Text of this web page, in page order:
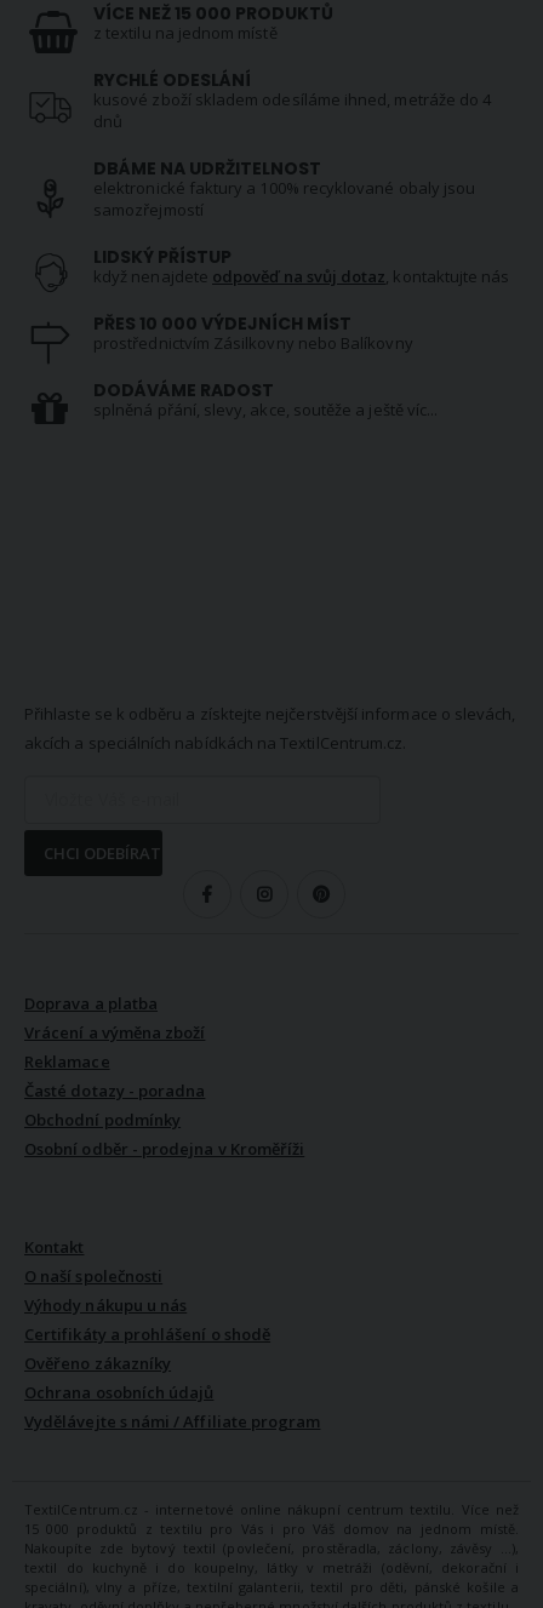
VÍCE NEŽ 15 000 PRODUKTŮ
z textilu na jednom místě
RYCHLÉ ODESLÁNÍ
kusové zboží skladem odesíláme ihned, metráže do 4
dnů
DBÁME NA UDRŽITELNOST
elektronické faktury a 100% recyklované obaly jsou
samozřejmostí
LIDSKÝ PŘÍSTUP
když nenajdete odpověď na svůj dotaz, kontaktujte nás
PŘES 10 000 VÝDEJNÍCH MÍST
prostřednictvím Zásilkovny nebo Balíkovny
DODÁVÁME RADOST
splněná přání, slevy, akce, soutěže a ještě víc...
Přihlaste se k odběru a získtejte nejčerstvější informace o slevách,
akcích a speciálních nabídkách na TextilCentrum.cz.
CHCI ODEBÍRAT
Doprava a platba
Vrácení a výměna zboží
Reklamace
Časté dotazy - poradna
Obchodní podmínky
Osobní odběr - prodejna v Kroměříži
Kontakt
O naší společnosti
Výhody nákupu u nás
Certifikáty a prohlášení o shodě
Ověřeno zákazníky
Ochrana osobních údajů
Vydělávejte s námi / Affiliate program
TextilCentrum.cz - internetové online nákupní centrum textilu. Více než
15 000 produktů z textilu pro Vás i pro Váš domov na jednom místě.
Nakoupíte zde bytový textil (povlečení, prostěradla, záclony, závěsy ...),
textil do kuchyně i do koupelny, látky v metráži (oděvní, dekorační i
speciální), vlny a příze, textilní galanterii, textil pro děti, pánské košile a